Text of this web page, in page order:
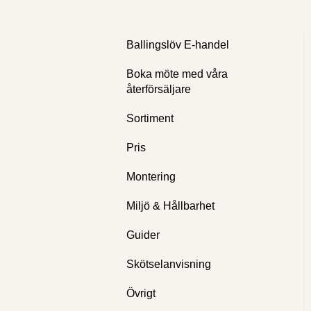
Ballingslöv E-handel
Boka möte med våra
återförsäljare
Sortiment
Pris
Montering
Miljö & Hållbarhet
Guider
Skötselanvisning
Övrigt